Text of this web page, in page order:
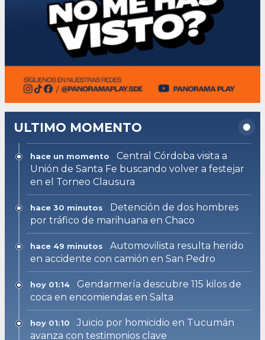
ULTIMO MOMENTO
hace un momento
Central Córdoba visita a
Unión de Santa Fe buscando volver a festejar
en el Torneo Clausura
hace 30 minutos
Detención de dos hombres
por tráfico de marihuana en Chaco
hace 49 minutos
Automovilista resulta herido
en accidente con camión en San Pedro
hoy 01:14
Gendarmería descubre 115 kilos de
coca en encomiendas en Salta
hoy 01:10
Juicio por homicidio en Tucumán
avanza con testimonios clave